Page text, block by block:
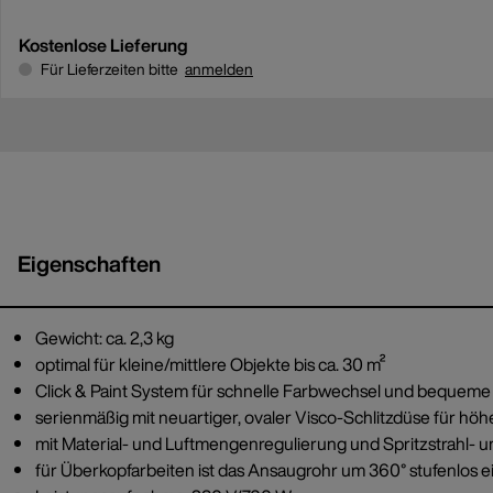
Kostenlose Lieferung
Für Lieferzeiten bitte anmelden
Eigenschaften
Gewicht: ca. 2,3 kg
optimal für kleine/mittlere Objekte bis ca. 30 m²
Click & Paint System für schnelle Farbwechsel und
serienmäßig mit neuartiger, ovaler Visco-Schlitzdüse für
mit Material- und Luftmengenregulierung und Spritzstrahl-
für Überkopfarbeiten ist das Ansaugrohr um 360° stufenlos